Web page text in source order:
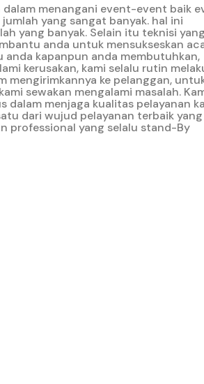
menangani event-event baik
yang sangat banyak. hal ini
yang banyak. Selain itu teknisi yang
anda untuk mensukseskan
anda kapanpun anda membutuhkan,
kerusakan, kami selalu rutin
mengirimkannya ke pelanggan,
sewakan mengalami masalah.
dalam menjaga kualitas pelayanan
dari wujud pelayanan terbaik yang
professional yang selalu stand-By